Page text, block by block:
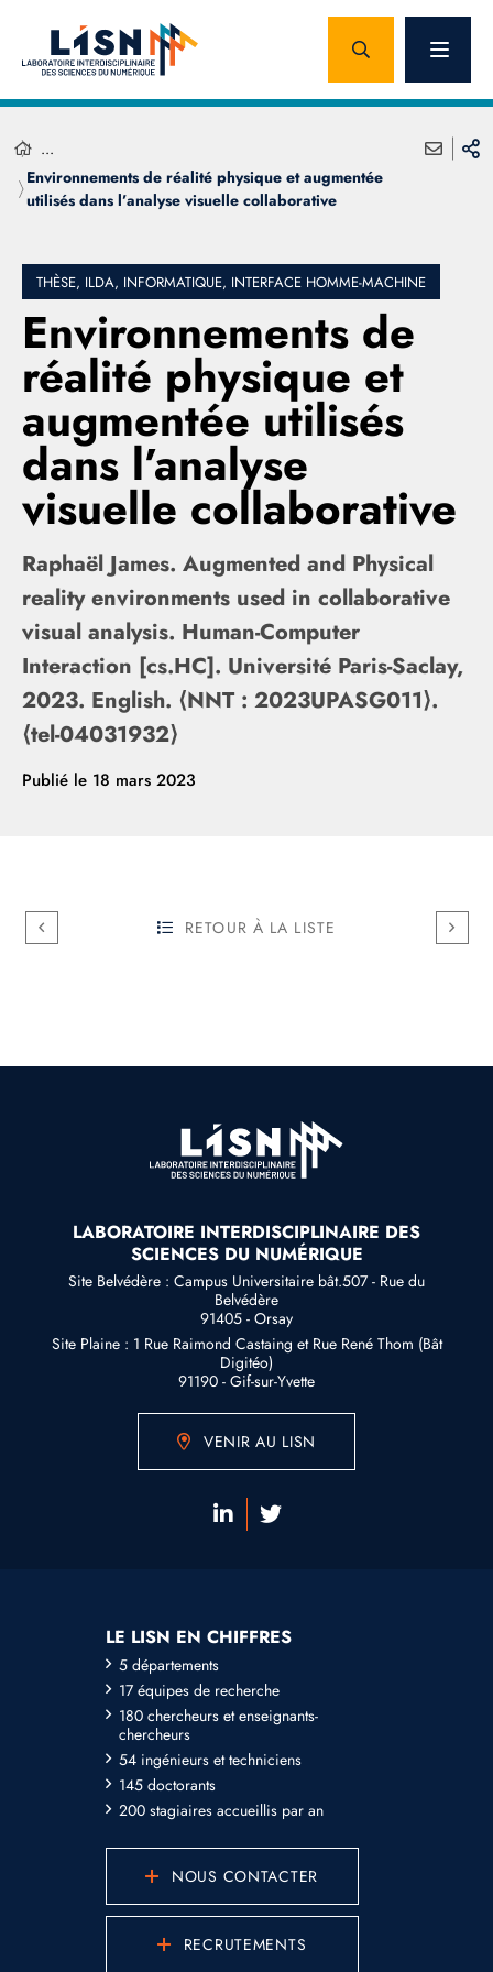
...
Environnements de réalité physique et augmentée
utilisés dans l’analyse visuelle collaborative
THÈSE, ILDA, INFORMATIQUE, INTERFACE HOMME-MACHINE
Environnements de
réalité physique et
augmentée utilisés
dans l’analyse
visuelle collaborative
Raphaël James. Augmented and Physical
reality environments used in collaborative
visual analysis. Human-Computer
Interaction [cs.HC]. Université Paris-Saclay,
2023. English. ⟨NNT : 2023UPASG011⟩.
⟨tel-04031932⟩
Publié le 18 mars 2023
RETOUR À LA LISTE
LABORATOIRE INTERDISCIPLINAIRE DES
SCIENCES DU NUMÉRIQUE
Site Belvédère : Campus Universitaire bât.507 - Rue du
Belvédère
91405 - Orsay
Site Plaine : 1 Rue Raimond Castaing et Rue René Thom (Bât
Digitéo)
91190 - Gif-sur-Yvette
VENIR AU LISN
LE LISN EN CHIFFRES
5 départements
17 équipes de recherche
180 chercheurs et enseignants-
chercheurs
54 ingénieurs et techniciens
145 doctorants
200 stagiaires accueillis par an
NOUS CONTACTER
RECRUTEMENTS